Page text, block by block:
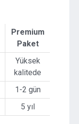
Premium
Paket
Yüksek
kalitede
1-2 gün
5 yıl